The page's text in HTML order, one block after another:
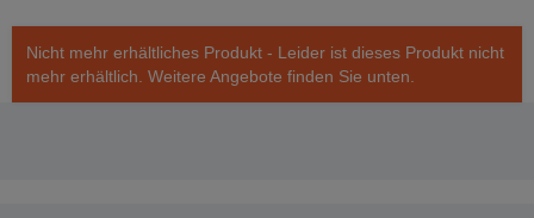
Nicht mehr erhältliches Produkt - Leider ist dieses Produkt nicht
mehr erhältlich. Weitere Angebote finden Sie unten.